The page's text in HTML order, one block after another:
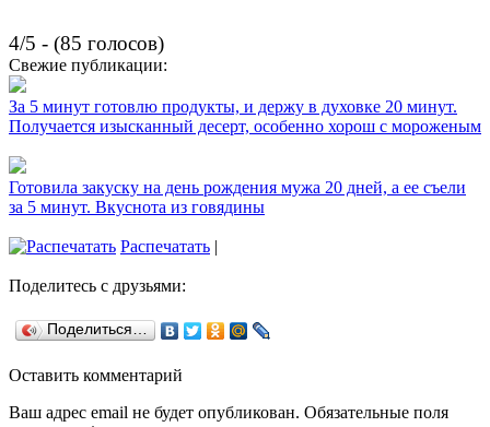
4/5 - (85 голосов)
Свежие публикации:
За 5 минут готовлю продукты, и держу в духовке 20 минут.
Получается изысканный десерт, особенно хорош с мороженым
Готовила закуску на день рождения мужа 20 дней, а ее съели
за 5 минут. Вкуснота из говядины
Распечатать |
Поделитесь с друзьями:
Поделиться…
Оставить комментарий
Ваш адрес email не будет опубликован. Обязательные поля